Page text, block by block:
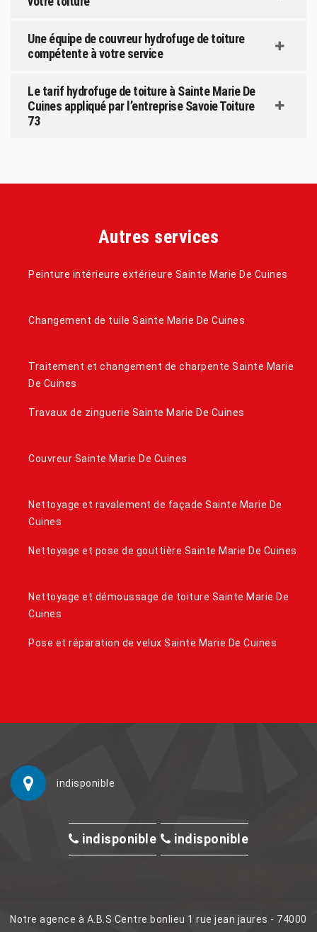
Une équipe de couvreur hydrofuge de toiture
compétente à votre service
Le tarif hydrofuge de toiture à Sainte Marie De
Cuines appliqué par l’entreprise Savoie Toiture
73
Autres services
Peinture intérieure extérieure Sainte Marie De Cuines
Changement de tuile Sainte Marie De Cuines
Traitement et changement de charpente Sainte Marie
De Cuines
Travaux de zinguerie Sainte Marie De Cuines
Couvreur Sainte Marie De Cuines
Nettoyage et ravalement de façade Sainte Marie De
Cuines
Nettoyage et pose de gouttière Sainte Marie De Cuines
Nettoyage et démoussage de toiture Sainte Marie De
Cuines
Pose et réparation de velux Sainte Marie De Cuines
indisponible
indisponible indisponible
Notre agence à A.B.S Centre bonlieu 1 rue jean jaures - 74000